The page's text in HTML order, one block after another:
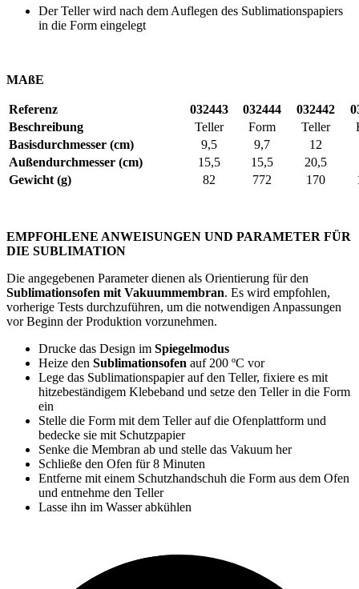
Der Teller wird nach dem Auflegen des Sublimationspapiers
in die Form eingelegt
MAßE
Referenz 032443 032444 032442
Beschreibung
Teller Form Teller
Basisdurchmesser (cm)
9,5 9,7 12
Außendurchmesser (cm)
15,5 15,5
20,5
Gewicht (g)
82 772 170
EMPFOHLENE ANWEISUNGEN UND PARAMETER FÜR
DIE SUBLIMATION
Die angegebenen Parameter dienen als Orientierung für den
Sublimationsofen mit Vakuummembran. Es wird empfohlen,
vorherige Tests durchzuführen, um die notwendigen Anpassungen
vor Beginn der Produktion vorzunehmen.
Drucke das Design im Spiegelmodus
Heize den Sublimationsofen auf200 ºC vor
Lege das Sublimationspapier auf den Teller, fixiere es mit
hitzebeständigem Klebeband und setze den Teller in die Form
ein
Stelle die Form mit dem Teller auf die Ofenplattform und
bedecke sie mit Schutzpapier
Senke die Membran ab und stelle das Vakuum her
Schließe den Ofen für8 Minuten
Entferne mit einem Schutzhandschuh die Form aus dem Ofen
und entnehme den Teller
Lasse ihn im Wasser abkühlen